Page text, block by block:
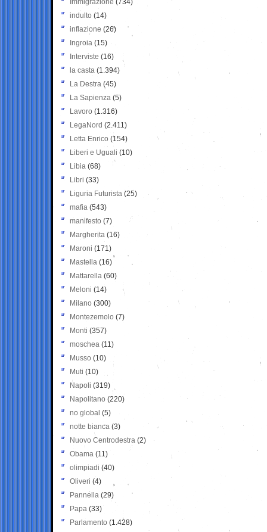
Immigrazione (734)
indulto (14)
inflazione (26)
Ingroia (15)
Interviste (16)
la casta (1.394)
La Destra (45)
La Sapienza (5)
Lavoro (1.316)
LegaNord (2.411)
Letta Enrico (154)
Liberi e Uguali (10)
Libia (68)
Libri (33)
Liguria Futurista (25)
mafia (543)
manifesto (7)
Margherita (16)
Maroni (171)
Mastella (16)
Mattarella (60)
Meloni (14)
Milano (300)
Montezemolo (7)
Monti (357)
moschea (11)
Musso (10)
Muti (10)
Napoli (319)
Napolitano (220)
no global (5)
notte bianca (3)
Nuovo Centrodestra (2)
Obama (11)
olimpiadi (40)
Oliveri (4)
Pannella (29)
Papa (33)
Parlamento (1.428)